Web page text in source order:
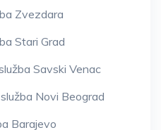
Zvezdara
Stari Grad
Savski Venac
Novi Beograd
Barajevo